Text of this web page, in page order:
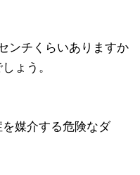
ンチくらいありますか
ょう。
媒介する危険なダ